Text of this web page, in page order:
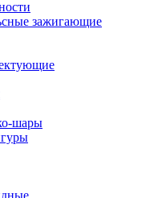
зажигающие
шары